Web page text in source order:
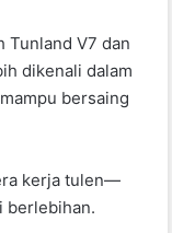
Tunland V7 dan
dikenali dalam
bersaing
kerja tulen—
berlebihan.